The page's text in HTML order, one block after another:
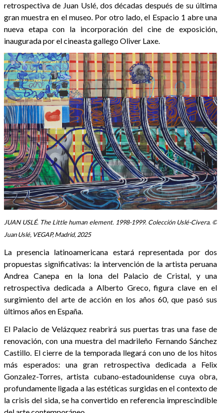
retrospectiva de Juan Uslé, dos décadas después de su última
gran muestra en el museo. Por otro lado, el Espacio 1 abre una
nueva etapa con la incorporación del cine de exposición,
inaugurada por el cineasta gallego Oliver Laxe.
JUAN USLÉ. The Little human element. 1998-1999. Colección Uslé-Civera. ©
Juan Uslé, VEGAP, Madrid, 2025
La presencia latinoamericana estará representada por dos
propuestas significativas: la intervención de la artista peruana
Andrea Canepa en la lona del Palacio de Cristal, y una
retrospectiva dedicada a Alberto Greco, figura clave en el
surgimiento del arte de acción en los años 60, que pasó sus
últimos años en España.
El Palacio de Velázquez reabrirá sus puertas tras una fase de
renovación, con una muestra del madrileño Fernando Sánchez
Castillo. El cierre de la temporada llegará con uno de los hitos
más esperados: una gran retrospectiva dedicada a Felix
Gonzalez-Torres, artista cubano-estadounidense cuya obra,
profundamente ligada a las estéticas surgidas en el contexto de
la crisis del sida, se ha convertido en referencia imprescindible